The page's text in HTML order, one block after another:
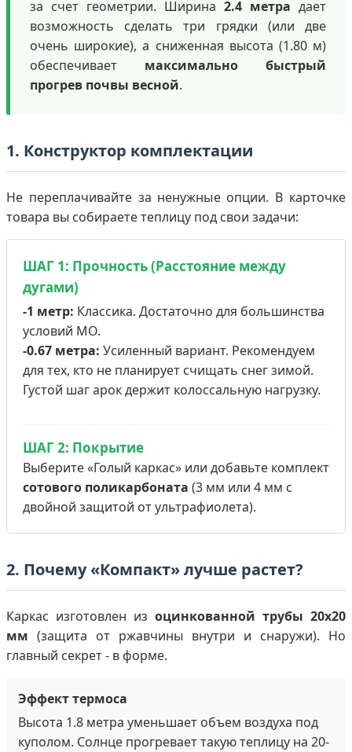
за счет геометрии. Ширина 2.4 метра дает
возможность сделать три грядки (или две
очень широкие), а сниженная высота (1.80 м)
обеспечивает максимально быстрый
прогрев почвы весной.
1. Конструктор комплектации
Не переплачивайте за ненужные опции. В карточке
товара вы собираете теплицу под свои задачи:
ШАГ 1: Прочность (Расстояние между
дугами)
-1 метр: Классика. Достаточно для большинства
условий МО.
-0.67 метра: Усиленный вариант. Рекомендуем
для тех, кто не планирует счищать снег зимой.
Густой шаг арок держит колоссальную нагрузку.
ШАГ 2: Покрытие
Выберите «Голый каркас» или добавьте комплект
сотового поликарбоната (3 мм или 4 мм с
двойной защитой от ультрафиолета).
2. Почему «Компакт» лучше растет?
Каркас изготовлен из оцинкованной трубы 20х20
мм (защита от ржавчины внутри и снаружи). Но
главный секрет - в форме.
Эффект термоса
Высота 1.8 метра уменьшает объем воздуха под
куполом. Солнце прогревает такую теплицу на 20-